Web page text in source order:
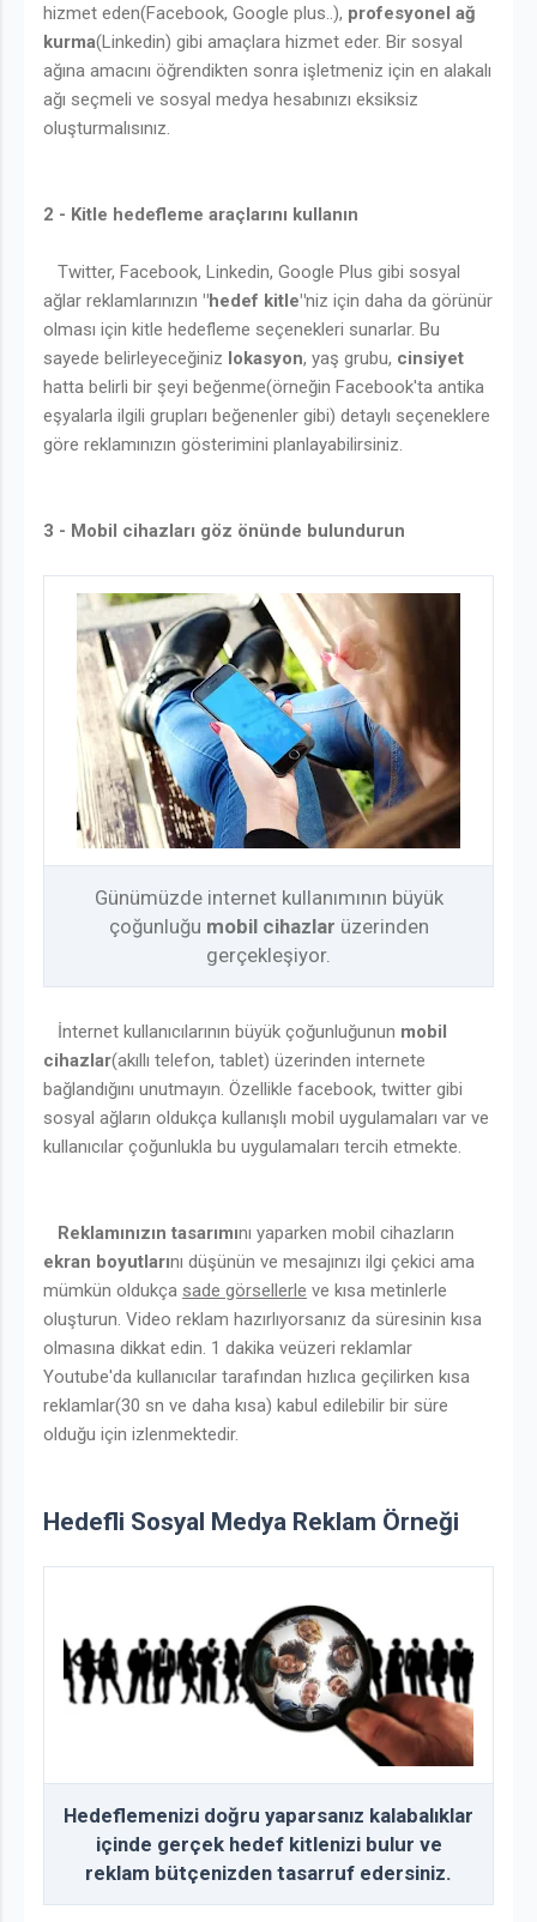
hizmet eden(Facebook, Google plus..), profesyonel ağ
kurma(Linkedin) gibi amaçlara hizmet eder. Bir sosyal
ağına amacını öğrendikten sonra işletmeniz için en alakalı
ağı seçmeli ve sosyal medya hesabınızı eksiksiz
oluşturmalısınız.
2 - Kitle hedefleme araçlarını kullanın
Twitter, Facebook, Linkedin, Google Plus gibi sosyal
ağlar reklamlarınızın "hedef kitle"niz için daha da görünür
olması için kitle hedefleme seçenekleri sunarlar. Bu
sayede belirleyeceğiniz lokasyon, yaş grubu, cinsiyet
hatta belirli bir şeyi beğenme(örneğin Facebook'ta antika
eşyalarla ilgili grupları beğenenler gibi) detaylı seçeneklere
göre reklamınızın gösterimini planlayabilirsiniz.
3 - Mobil cihazları göz önünde bulundurun
Günümüzde internet kullanımının büyük
çoğunluğu mobil cihazlar üzerinden
gerçekleşiyor.
İnternet kullanıcılarının büyük çoğunluğunun mobil
cihazlar(akıllı telefon, tablet) üzerinden internete
bağlandığını unutmayın. Özellikle facebook, twitter gibi
sosyal ağların oldukça kullanışlı mobil uygulamaları var ve
kullanıcılar çoğunlukla bu uygulamaları tercih etmekte.
Reklamınızın tasarımını yaparken mobil cihazların
ekran boyutlarını düşünün ve mesajınızı ilgi çekici ama
mümkün oldukça sade görsellerle ve kısa metinlerle
oluşturun. Video reklam hazırlıyorsanız da süresinin kısa
olmasına dikkat edin. 1 dakika veüzeri reklamlar
Youtube'da kullanıcılar tarafından hızlıca geçilirken kısa
reklamlar(30 sn ve daha kısa) kabul edilebilir bir süre
olduğu için izlenmektedir.
Hedefli Sosyal Medya Reklam Örneği
Hedeflemenizi doğru yaparsanız kalabalıklar
içinde gerçek hedef kitlenizi bulur ve
reklam bütçenizden tasarruf edersiniz.